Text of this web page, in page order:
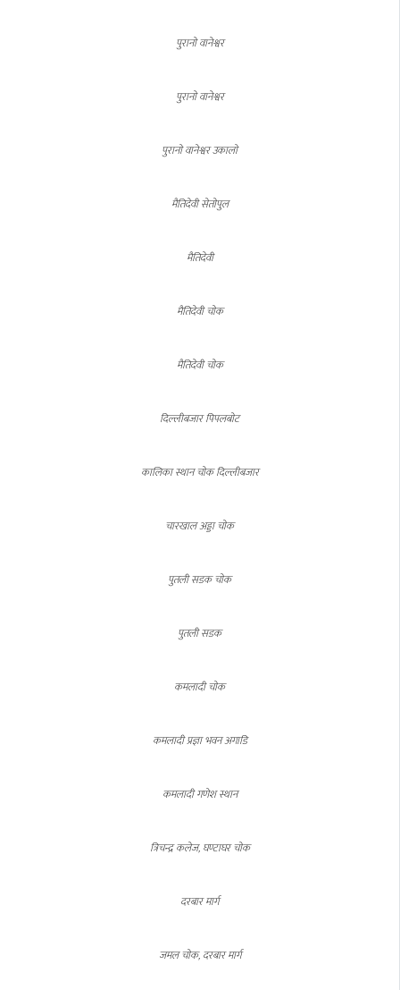
पुरानाे वानेश्वर
पुरानाे वानेश्वर
पुरानाे वानेश्वरउकालाे
मैतिदेवी सेताेपुल
मैतिदेवी
मैतिदेवी चाेक
मैतिदेवी चाेक
दिल्लीबजार पिपलबाेट
कालिका स्थान चाेक दिल्लीबजार
चारखाल अड्डा चाेक
पुतली सडक चाेक
पुतली सडक
कमलादी चाेक
कमलादी प्रज्ञा भवन अगाडि
कमलादी गणेश स्थान
त्रिचन्द्र कलेज, घण्टाघर चाेक
दरबार मार्ग
जमल चाेक, दरबार मार्ग